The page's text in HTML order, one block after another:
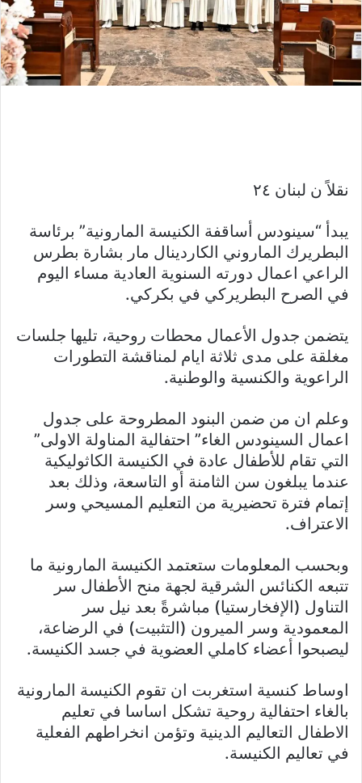
نقلاً ن لبنان ٢٤
يبدأ “سينودس أساقفة الكنيسة المارونية” برئاسة
البطريرك الماروني الكاردينال مار بشارة بطرس
الراعي اعمال دورته السنوية العادية مساء اليوم
في الصرح البطريركي في بكركي.
يتضمن جدول الأعمال محطات روحية، تليها جلسات
مغلقة على مدى ثلاثة ايام لمناقشة التطورات
الراعوية والكنسية والوطنية.
وعلم ان من ضمن البنود المطروحة على جدول
اعمال السينودس الغاء” احتفالية المناولة الاولى”
التي تقام للأطفال عادة في الكنيسة الكاثوليكية
عندما يبلغون سن الثامنة أو التاسعة، وذلك بعد
إتمام فترة تحضيرية من التعليم المسيحي وسر
الاعتراف.
وبحسب المعلومات ستعتمد الكنيسة المارونية ما
تتبعه الكنائس الشرقية لجهة منح الأطفال سر
التناول (الإفخارستيا) مباشرةً بعد نيل سر
المعمودية وسر الميرون (التثبيت) في الرضاعة،
ليصبحوا أعضاء كاملي العضوية في جسد الكنيسة.
اوساط كنسية استغربت ان تقوم الكنيسة المارونية
بالغاء احتفالية روحية تشكل اساسا في تعليم
الاطفال التعاليم الدينية وتؤمن انخراطهم الفعلية
في تعاليم الكنيسة.